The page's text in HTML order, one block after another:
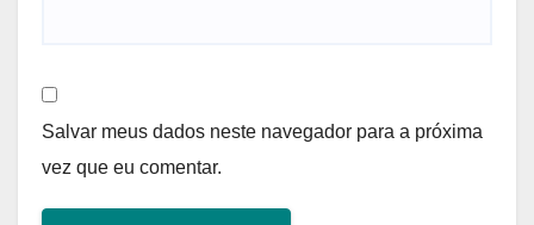
Salvar meus dados neste navegador para a próxima
vez que eu comentar.